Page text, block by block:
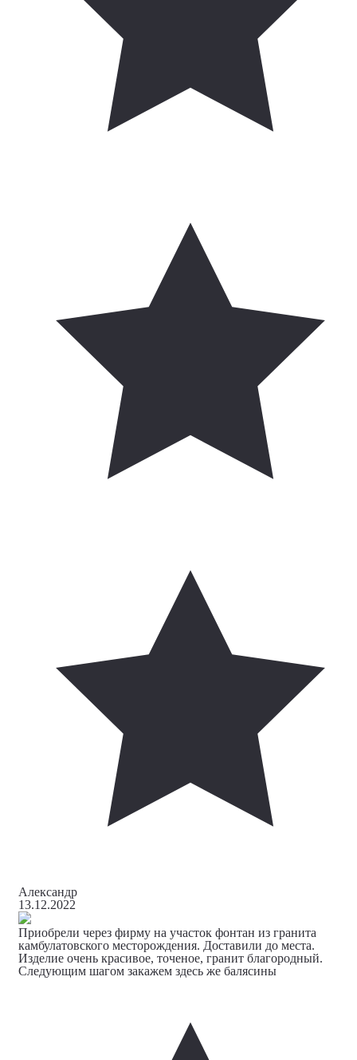
Александр
13.12.2022
Приобрели через фирму на участок фонтан из гранита
камбулатовского месторождения. Доставили до места.
Изделие очень красивое, точеное, гранит благородный.
Следующим шагом закажем здесь же балясины